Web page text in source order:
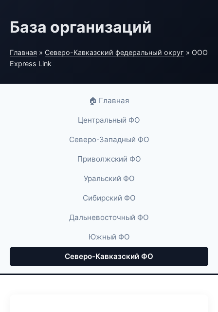
База организаций
Главная » Северо-Кавказский федеральный округ » ООО
Express Link
🏠 Главная
Центральный ФО
Северо-Западный ФО
Приволжский ФО
Уральский ФО
Сибирский ФО
Дальневосточный ФО
Южный ФО
Северо-Кавказский ФО